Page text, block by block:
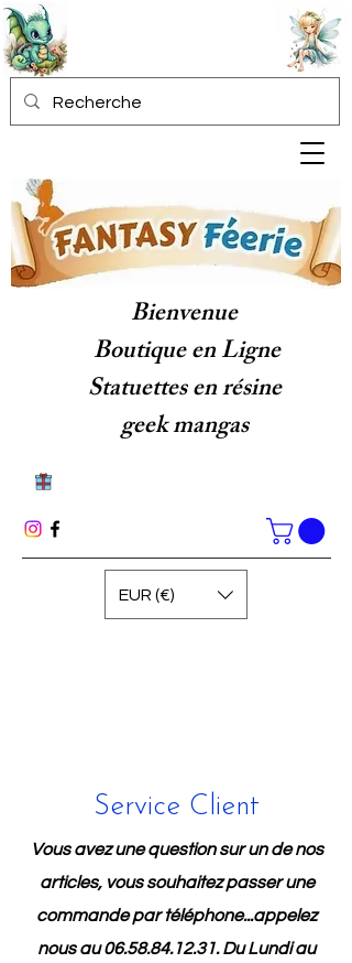
Bienvenue
Boutique en Ligne
Statuettes en résine
geek mangas
EUR (€)
Service Client
Vous avez une question sur un de nos
articles, vous souhaitez passer une
commande par téléphone...appelez
nous au06.58.84.12.31. Du Lundi au